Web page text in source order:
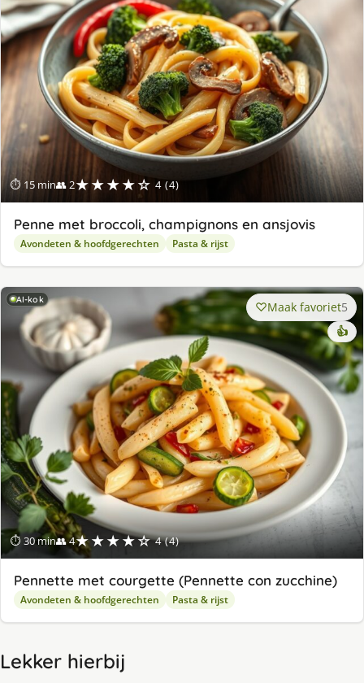
⏱ 15 min👥 2★★★★☆ 4 (4)
Penne met broccoli, champignons en ansjovis
Avondeten & hoofdgerechten Pasta & rijst
AI-kok
⏱ 30 min👥 4★★★★☆ 4 (4)
Maak favoriet5
👍
Pennette met courgette (Pennette con zucchine)
Avondeten & hoofdgerechten Pasta & rijst
Lekker hierbij